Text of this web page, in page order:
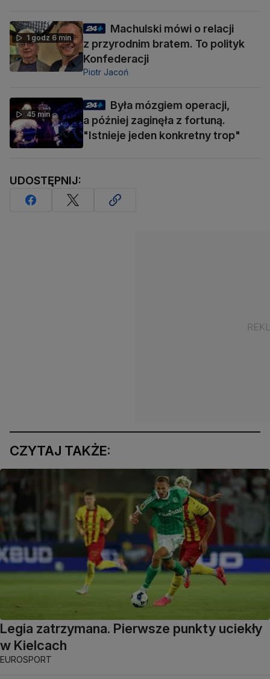
1 godz 6 min
Machulski mówi o relacji
z przyrodnim bratem. To polityk
Konfederacji
Piotr Jacoń
45 min
Była mózgiem operacji,
a później zaginęła z fortuną.
"Istnieje jeden konkretny trop"
UDOSTĘPNIJ:
CZYTAJ TAKŻE:
Legia zatrzymana. Pierwsze punkty uciekły
w Kielcach
EUROSPORT